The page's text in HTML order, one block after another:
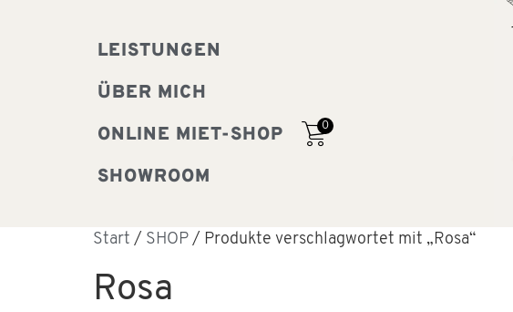
LEISTUNGEN
ÜBER MICH
ONLINE MIET-SHOP
SHOWROOM
0
Start / SHOP / Produkte verschlagwortet mit „Rosa“
Rosa